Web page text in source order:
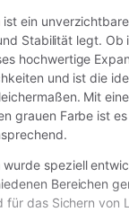
ist ein
Stabilität legt. Ob
hochwertige
und ist die
Mit
grauen Farbe ist
wurde speziell
Bereichen
für das Sichern von